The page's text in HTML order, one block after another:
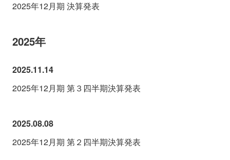
2025年12月期 決算発表
2025年
2025.11.14
2025年12月期 第３四半期決算発表
2025.08.08
2025年12月期 第２四半期決算発表